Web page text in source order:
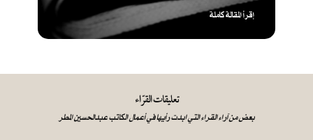
إقرأ المقالة كاملة
تعليقات القرّاء
بعض من آراء القراء التي ابدت رأيها في أعمال الكاتب عبدالحسين المطر